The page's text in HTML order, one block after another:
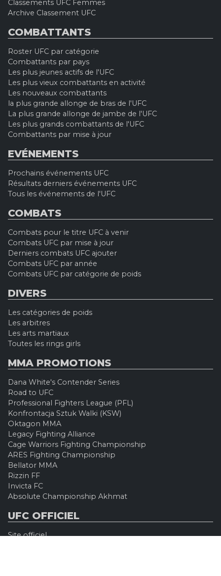
Classements UFC Femmes
Archive Classement UFC
COMBATTANTS
Roster UFC par catégorie
Combattants par pays
Les plus jeunes actifs de l'UFC
Les plus vieux combattants en activité
Les nouveaux combattants
la plus grande allonge de bras de l'UFC
La plus grande allonge de jambe de l'UFC
Les plus grands combattants de l'UFC
Combattants par mise à jour
EVÉNEMENTS
Prochains événements UFC
Résultats derniers événements UFC
Tous les événements de l'UFC
COMBATS
Combats pour le titre UFC à venir
Combats UFC par mise à jour
Derniers combats UFC ajouter
Combats UFC par année
Combats UFC par catégorie de poids
DIVERS
Les catégories de poids
Les arbitres
Les arts martiaux
Toutes les rings girls
MMA PROMOTIONS
Dana White's Contender Series
Road to UFC
Professional Fighters League (PFL)
Konfrontacja Sztuk Walki (KSW)
Oktagon MMA
Legacy Fighting Alliance
Cage Warriors Fighting Championship
ARES Fighting Championship
Bellator MMA
Rizzin FF
Invicta FC
Absolute Championship Akhmat
UFC OFFICIEL
Site officiel